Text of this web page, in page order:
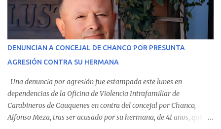
En el detalle regional, se indica que en la comuna de Cauquenes se
identificó a cuatro funcionarios involucrados en este tipo de
operaciones. Asimismo, se precisa que uno de los casos
corresponde a un funcionario de la Municipalidad de Chanco,
detectaron incumplimientos a la normativa vigente. El informe
precisa que la mayor cantidad de dinero apostado se registró en
Talca, donde...
DENUNCIAN A CONCEJAL DE CHANCO POR PRESUNTA
AGRESIÓN CONTRA SU HERMANA
Una denuncia por agresión fue estampada este lunes en
dependencias de la Oficina de Violencia Intrafamiliar de
Carabineros de Cauquenes en contra del concejal por Chanco,
Alfonso Meza, tras ser acusado por su hermana, de 41 años, quien